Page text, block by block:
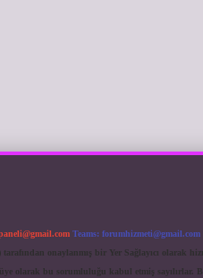
Teams: forumhizmeti@gmail.com
onaylanmış bir Yer Sağlayıcı olarak
olarak bu sorumluluğu kabul etmiş